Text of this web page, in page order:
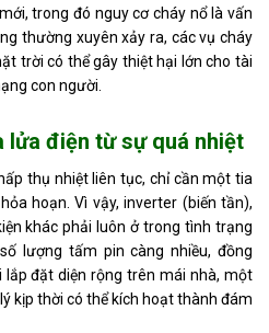
trong đó nguy cơ cháy nổ là vấn
thường xuyên xảy ra, các vụ cháy
trời có thể gây thiệt hại lớn cho tài
con người.
lửa điện từ sự quá nhiệt
thụ nhiệt liên tục, chỉ cần một tia
hoạn. Vì vậy, inverter (biến tần),
khác phải luôn ở trong tình trạng
lượng tấm pin càng nhiều, đồng
lắp đặt diện rộng trên mái nhà, một
kịp thời có thể kích hoạt thành đám